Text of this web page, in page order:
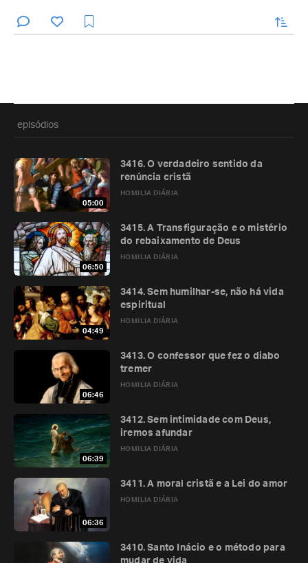
enviar
episódios
05:00
HOMILIA DIÁRIA
3416. O verdadeiro sentido da
renúncia cristã
06:50
HOMILIA DIÁRIA
3415. A Transfiguração e o mistério
do rebaixamento de Deus
04:49
HOMILIA DIÁRIA
3414. Sem humilhar-se, não há vida
espiritual
06:46
HOMILIA DIÁRIA
3413. O confessor que fez o diabo
tremer
06:39
HOMILIA DIÁRIA
3412. Sem intimidade com Deus,
iremos afundar
06:36
HOMILIA DIÁRIA
3411. A moral cristã e a Lei do amor
3410. Santo Inácio e o método para
mudar de vida